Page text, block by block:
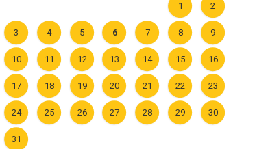
1 2
3 4 5 6 7 8 9
10 11 12 13 14 15 16
17 18 19 20 21 22 23
24 25 26 27 28 29 30
31